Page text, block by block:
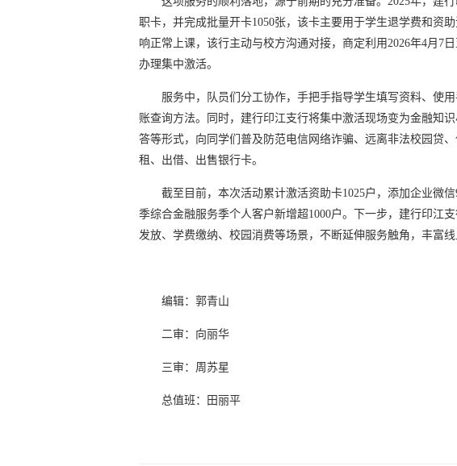
职卡，并完成批量开卡1050张，该卡主要用于学生退学费和资
响正常上课，该行主动与校方沟通对接，商定利用2026年4月7
办理集中激活。
服务中，队员们分工协作，手把手指导学生填写资料、使
账查询方法。同时，建行印江支行将集中激活现场变为金融知
答等形式，向同学们普及防范电信网络诈骗、远离非法校园贷
租、出借、出售银行卡。
截至目前，本次活动累计激活资助卡1025户，添加企业微
季综合金融服务季个人客户新增超1000户。下一步，建行印江
发放、学费缴纳、校园消费等场景，不断延伸服务触角，丰富线
编辑：郭青山
二审：向丽华
三审：周苏星
总值班：田丽平